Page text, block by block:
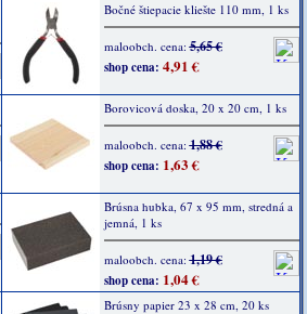
Bočné štiepacie kliešte 110 mm, 1 ks
maloobch. cena:5,65 €
shop cena: 4,91 €
Borovicová doska, 20 x 20 cm, 1 ks
maloobch. cena:1,88 €
shop cena: 1,63 €
Brúsna hubka, 67 x 95 mm, stredná a
jemná, 1 ks
maloobch. cena:1,19 €
shop cena: 1,04 €
Brúsny papier 23 x 28 cm, 20 ks